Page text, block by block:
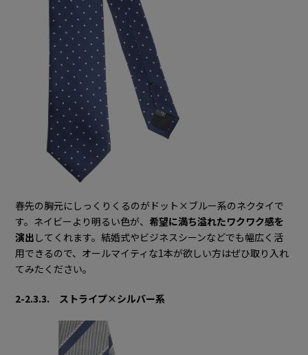
春先の胸元にしっくりくるのがドット×ブルー系のネクタイで
す。ネイビーより明るい色が、 希望に満ち溢れたワクワク感を
演出 してくれます。結婚式やビジネスシーンなどでも幅広く活
用できるので、オールマイティな1本が欲しい方はぜひ取り入れ
てみたください。
2-2.3.3. ストライプ×シルバー系